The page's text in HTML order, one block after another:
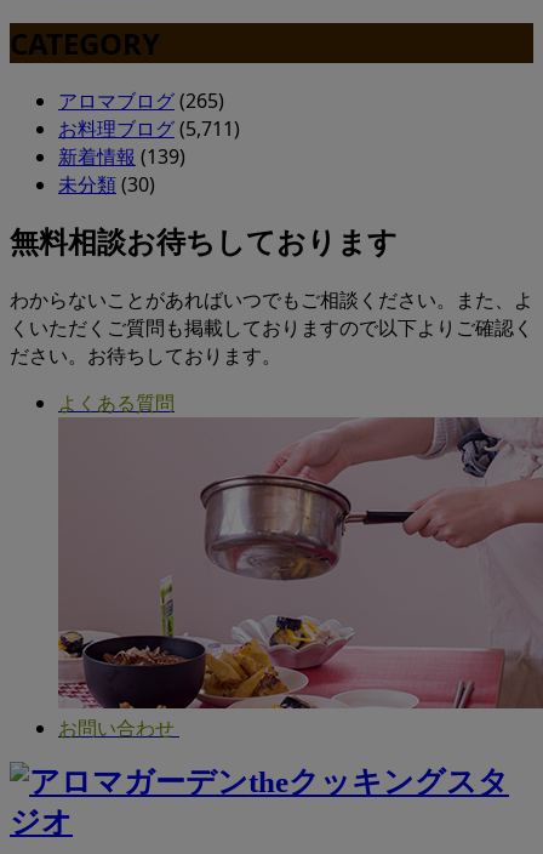
CATEGORY
アロマブログ(265)
お料理ブログ(5,711)
新着情報 (139)
未分類(30)
無料相談お待ちしております
わからないことがあればいつでもご相談ください。また、よ
くいただくご質問も掲載しておりますので以下よりご確認く
ださい。お待ちしております。
よくある質問
お問い合わせ